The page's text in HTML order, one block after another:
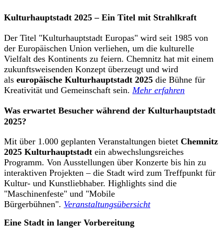
Kulturhauptstadt 2025 – Ein Titel mit Strahlkraft
Der Titel "Kulturhauptstadt Europas" wird seit 1985 von
der Europäischen Union verliehen, um die kulturelle
Vielfalt des Kontinents zu feiern. Chemnitz hat mit einem
zukunftsweisenden Konzept überzeugt und wird
als europäische Kulturhauptstadt 2025 die Bühne für
Kreativität und Gemeinschaft sein. Mehr erfahren
Was erwartet Besucher während der Kulturhauptstadt
2025?
Mit über 1.000 geplanten Veranstaltungen bietet Chemnitz
2025 Kulturhauptstadt ein abwechslungsreiches
Programm. Von Ausstellungen über Konzerte bis hin zu
interaktiven Projekten – die Stadt wird zum Treffpunkt für
Kultur- und Kunstliebhaber. Highlights sind die
"Maschinenfeste" und "Mobile
Bürgerbühnen". Veranstaltungsübersicht
Eine Stadt in langer Vorbereitung